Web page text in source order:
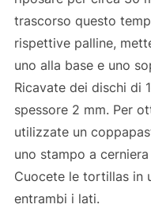
trascorso questo
rispettive palline,
uno alla base e uno
Ricavate dei dischi di
spessore 2 mm. Per
utilizzate un
uno stampo a
Cuocete le tortillas in
entrambi i lati.